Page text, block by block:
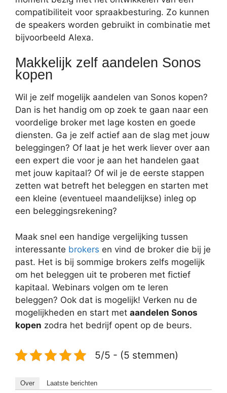
compatibiliteit voor spraakbesturing. Zo kunnen
de speakers worden gebruikt in combinatie met
bijvoorbeeld Alexa.
Makkelijk zelf aandelen Sonos
kopen
Wil je zelf mogelijk aandelen van Sonos kopen?
Dan is het handig om op zoek te gaan naar een
voordelige broker met lage kosten en goede
diensten. Ga je zelf actief aan de slag met jouw
beleggingen? Of laat je het werk liever over aan
een expert die voor je aan het handelen gaat
met jouw kapitaal? Of wil je de eerste stappen
zetten wat betreft het beleggen en starten met
een kleine (eventueel maandelijkse) inleg op
een beleggingsrekening?
Maak snel een handige vergelijking tussen
interessante brokers en vind de broker die bij je
past. Het is bij sommige brokers zelfs mogelijk
om het beleggen uit te proberen met fictief
kapitaal. Webinars volgen om te leren
beleggen? Ook dat is mogelijk! Verken nu de
mogelijkheden en start met aandelen Sonos
kopen zodra het bedrijf opent op de beurs.
5/5 - (5 stemmen)
Over Laatste berichten